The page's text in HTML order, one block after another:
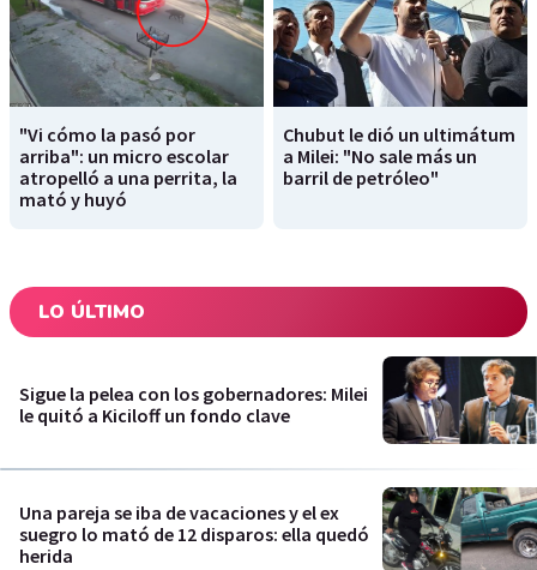
"Vi cómo la pasó por
arriba": un micro escolar
atropelló a una perrita, la
mató y huyó
Chubut le dió un ultimátum
a Milei: "No sale más un
barril de petróleo"
LO ÚLTIMO
Sigue la pelea con los gobernadores: Milei
le quitó a Kiciloff un fondo clave
Una pareja se iba de vacaciones y el ex
suegro lo mató de 12 disparos: ella quedó
herida